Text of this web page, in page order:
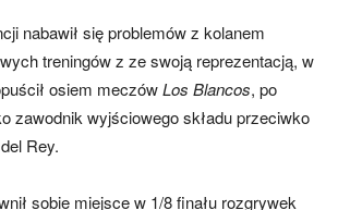
nabawił się problemów z kolanem
treningów z ze swoją reprezentacją, w
osiem meczówLos Blancos, po
zawodnik wyjściowego składu przeciwko
Rey.
sobie miejsce w 1/8 finału rozgrywek